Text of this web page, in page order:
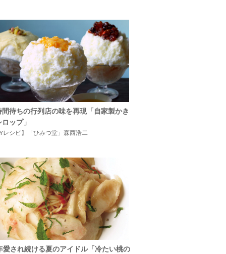
間待ちの行列店の味を再現「自家製かき
ップ」
レシピ】「ひみつ堂」森西浩二
愛され続ける夏のアイドル「冷たい桃の